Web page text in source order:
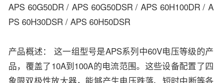
APS 60G50DR / APS 60G50DSR / APS 60H100DR / A
PS 60H30DSR / APS 60H50DSR
产品概述： 这一组型号是APS系列中60V电压等级的产
品，覆盖了10A到100A的电流范围。这些设备配置了四
象限双极性放大器，能够产生电压跌落、短时中断等各